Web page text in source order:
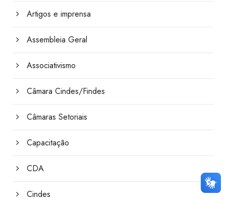
Artigos e imprensa
Assembleia Geral
Associativismo
Câmara Cindes/Findes
Câmaras Setoriais
Capacitação
CDA
Cindes